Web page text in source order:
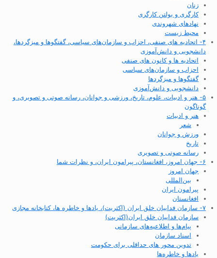
زنان
کارگری و بولتن کارگری
نهادهای شهروندی
محیط زیست
۴- اتحادیه های صنفی، احزاب و سازمان‌های سیاسی، گفتگوها و میزگردها،
دانشجویی و دانش‌آموزی
اتحادیه ها و کانون های صنفی
احزاب و سازمان‌های سیاسی
گفتگوها و میزگردها
دانشجویی و دانش‌آموزی
۵- هنر و ادبیات، علوم، تاریخ، ورزشی و جوانان، رسانه صوتی و تصویری، و
گوناگون
هنر و ادبیات
شعر
ورزش و جوانان
تاریخ
رسانه صوتی و تصویری
۶- جهان امروز، افغانستان، پیرامون ایران، و نظرات شما
جهان امروز
بین‌المللی
پیرامون ایران
افغانستان
۷- سازمان فداییان خلق ایران (اکثریت)، یادها و خاطره ها، کتابخانه مجازی
سازمان فداییان خلق ایران(اکثریت)
پیام‌ها و اطلاعیه‌های سازمانی
اسناد سازمان
تدوین محور های حداقلی برای حکومت
یادها و خاطره‌ها